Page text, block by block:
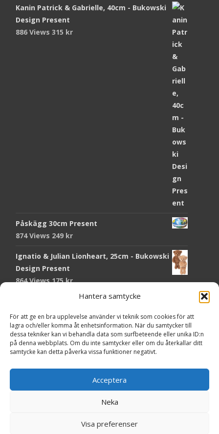
Hantera samtycke
För att ge en bra upplevelse använder vi teknik som cookies för att
lagra och/eller komma åt enhetsinformation. När du samtycker till
dessa tekniker kan vi behandla data som surfbeteende eller unika ID:n
på denna webbplats. Om du inte samtycker eller om du återkallar ditt
samtycke kan detta påverka vissa funktioner negativt.
Acceptera
Neka
Visa preferenser
Kanin Patrick & Gabrielle, 40cm - Bukowski
Design Present
886 Views 315 kr
Påskägg 30cm Present
874 Views 249 kr
Ignatio & Julian Lionheart, 25cm - Bukowski
Design Present
864 Views175kr
Chokladmynt Påskmotiv Present
820 Views25kr
Kort Påskhare, 8,5x11,5 cm Present
764 Views20kr
Tändsticksask I den enkla bor det vackra,
röd - Ernst Kirchsteiger Present
720 Views89kr
Powered by WordPress , Themei-craftby TemplatesNext.